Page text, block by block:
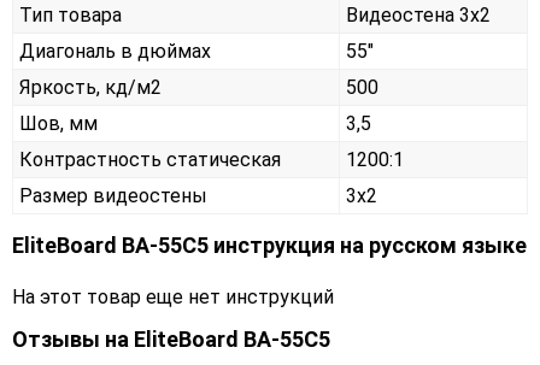
Тип товара
Видеостена 3х2
Диагональ в дюймах
55"
Яркость, кд/м2
500
Шов, мм
3,5
Контрастность статическая
1200:1
Размер видеостены
3x2
EliteBoard BA-55C5 инструкция на русском языке
На этот товар еще нет инструкций
Отзывы на EliteBoard BA-55C5